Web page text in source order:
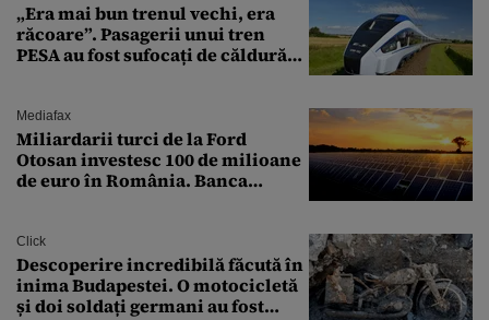
„Era mai bun trenul vechi, era
răcoare”. Pasagerii unui tren
PESA au fost sufocați de căldură
Mediafax
Miliardarii turci de la Ford
Otosan investesc 100 de milioane
de euro în România. Banca
Click
Descoperire incredibilă făcută în
inima Budapestei. O motocicletă
și doi soldați germani au fost